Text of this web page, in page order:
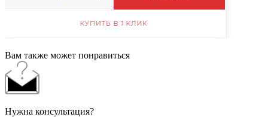
Вам также может понравиться
Нужна консультация?